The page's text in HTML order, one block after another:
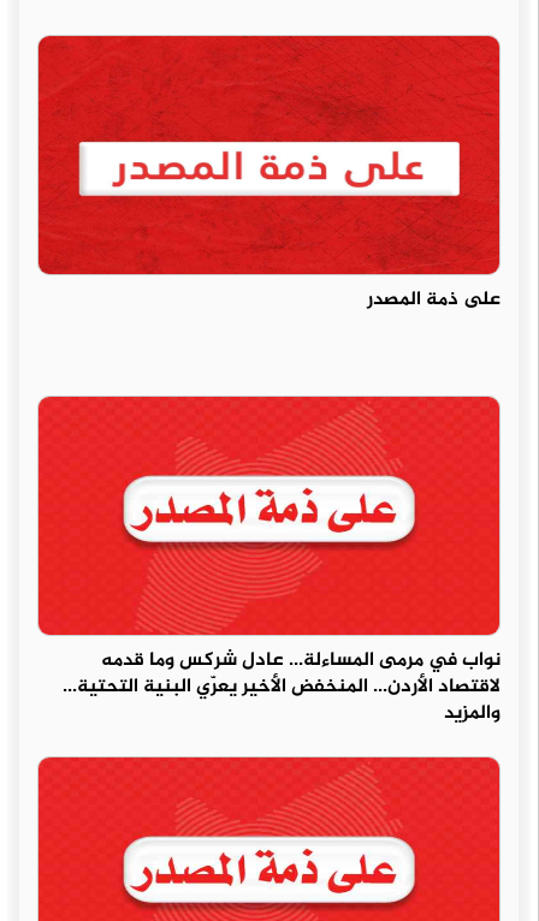
على ذمة المصدر
نواب في مرمى المساءلة... عادل شركس وما قدمه
لاقتصاد الأردن... المنخفض الأخير يعرّي البنية التحتية...
والمزيد